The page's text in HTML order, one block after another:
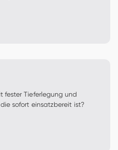
fester Tieferlegung und
sofort einsatzbereit ist?